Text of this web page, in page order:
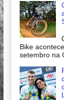
Bike
setembro na